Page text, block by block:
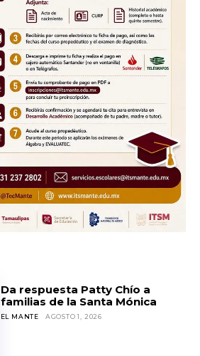
out!
Sing up for our newsletter
to stay in the loop.
SUBSCRIBE
Da respuesta Patty Chío a
familias de la Santa Mónica
EL MANTE AGOSTO 1, 2026